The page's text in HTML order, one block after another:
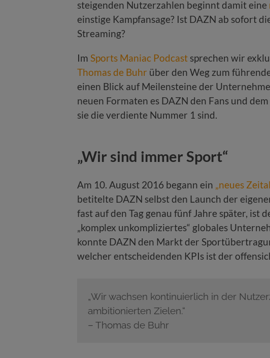
steigenden Nutzerzahlen beginnt damit eine
einstige Kampfansage? Ist DAZN ab sofort
Streaming?
Im Sports Maniac Podcast sprechen wir
Thomas de Buhr über den Weg zum
einen Blick auf Meilensteine der
neuen Formaten es DAZN den Fans und
sie die verdiente Nummer 1 sind.
„Wir sind immer Sport“
Am 10. August 2016 begann ein „neues
betitelte DAZN selbst den Launch der
fast auf den Tag genau fünf Jahre später, ist
„komplex unkompliziertes“ globales
konnte DAZN den Markt der
welcher entscheidenden KPIs ist der
„Wir wachsen kontinuierlich in der
ambitionierten Zielen.“
– Thomas de Buhr